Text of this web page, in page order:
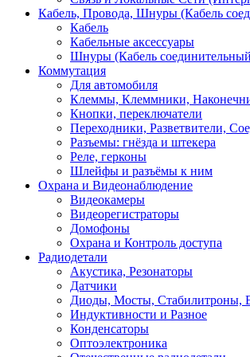
Кабель, Провода, Шнуры (Кабель
Кабель
Кабельные аксессуары
Шнуры (Кабель
Коммутация
Для автомобиля
Клеммы, Клеммники,
Кнопки, переключатели
Переходники, Разветвители,
Разъемы: гнёзда и штекера
Реле, герконы
Шлейфы и разъёмы к ним
Охрана и Видеонаблюдение
Видеокамеры
Видеорегистраторы
Домофоны
Охрана и Контроль доступа
Радиодетали
Акустика, Резонаторы
Датчики
Диоды, Мосты, Стабилитроны,
Индуктивности и Разное
Конденсаторы
Оптоэлектроника